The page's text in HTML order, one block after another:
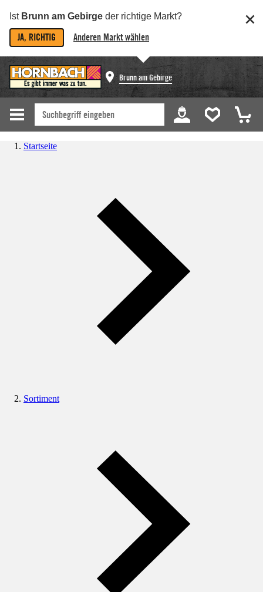
Ist Brunn am Gebirge der richtige Markt?
JA, RICHTIG Anderen Markt wählen
Brunn am Gebirge
Startseite
Sortiment